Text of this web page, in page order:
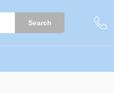
Search